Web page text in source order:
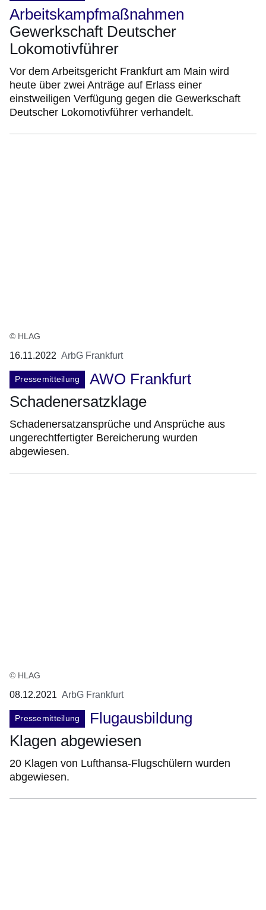
Arbeitskampfmaßnahmen
Gewerkschaft Deutscher
Lokomotivführer
Vor dem Arbeitsgericht Frankfurt am Main wird
heute über zwei Anträge auf Erlass einer
einstweiligen Verfügung gegen die Gewerkschaft
Deutscher Lokomotivführer verhandelt.
© HLAG
16.11.2022 ArbG Frankfurt
Pressemitteilung
AWO Frankfurt
Schadenersatzklage
Schadenersatzansprüche und Ansprüche aus
ungerechtfertigter Bereicherung wurden
abgewiesen.
© HLAG
08.12.2021 ArbG Frankfurt
Pressemitteilung
Flugausbildung
Klagen abgewiesen
20 Klagen von Lufthansa-Flugschülern wurden
abgewiesen.